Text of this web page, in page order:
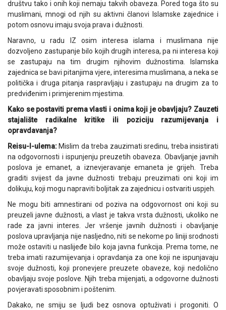
društvu tako i onih koji nemaju takvih obaveza. Pored toga što su
muslimani, mnogi od njih su aktivni članovi Islamske zajednice i
potom osnovu imaju svoja prava i dužnosti.
Naravno, u radu IZ osim interesa islama i muslimana nije
dozvoljeno zastupanje bilo kojih drugih interesa, pa ni interesa koji
se zastupaju na tim drugim njihovim dužnostima. Islamska
zajednica se bavi pitanjima vjere, interesima muslimana, a neka se
politička i druga pitanja raspravljaju i zastupaju na drugim za to
predviđenim i primjerenim mjestima.
Kako se postaviti prema vlasti i onima koji je obavljaju? Zauzeti
stajalište radikalne kritike ili poziciju razumijevanja i
opravdavanja?
Reisu-l-ulema: Mislim da treba zauzimati sredinu, treba insistirati
na odgovornosti i ispunjenju preuzetih obaveza. Obavljanje javnih
poslova je emanet, a iznevjeravanje emaneta je grijeh. Treba
graditi svijest da javne dužnosti trebaju preuzimati oni koji im
dolikuju, koji mogu napraviti boljitak za zajednicu i ostvariti uspjeh.
Ne mogu biti amnestirani od poziva na odgovornost oni koji su
preuzeli javne dužnosti, a vlast je takva vrsta dužnosti, ukoliko ne
rade za javni interes. Jer vršenje javnih dužnosti i obavljanje
poslova upravljanja nije nasljedno, niti se nekome po liniji srodnosti
može ostaviti u naslijeđe bilo koja javna funkcija. Prema tome, ne
treba imati razumijevanja i opravdanja za one koji ne ispunjavaju
svoje dužnosti, koji pronevjere preuzete obaveze, koji nedolično
obavljaju svoje poslove. Njih treba mijenjati, a odgovorne dužnosti
povjeravati sposobnim i poštenim.
Dakako, ne smiju se ljudi bez osnova optuživati i progoniti. O